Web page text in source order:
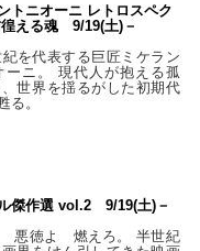
トニオーニ レトロスペク
える魂 9/19(土)－
を代表する巨匠ミケラン
ーニ。 現代人が抱える孤
世界を揺るがした初期代
る。
傑作選 vol.2 9/19(土)－
悪徳よ 燃えろ。 半世紀